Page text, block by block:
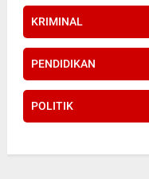
KRIMINAL
PENDIDIKAN
POLITIK